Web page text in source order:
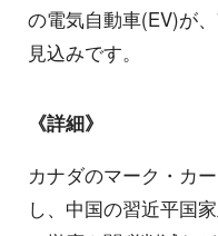
の電気自動車(EV)が
見込みです。
《詳細》
カナダのマーク・カ
し、中国の習近平国